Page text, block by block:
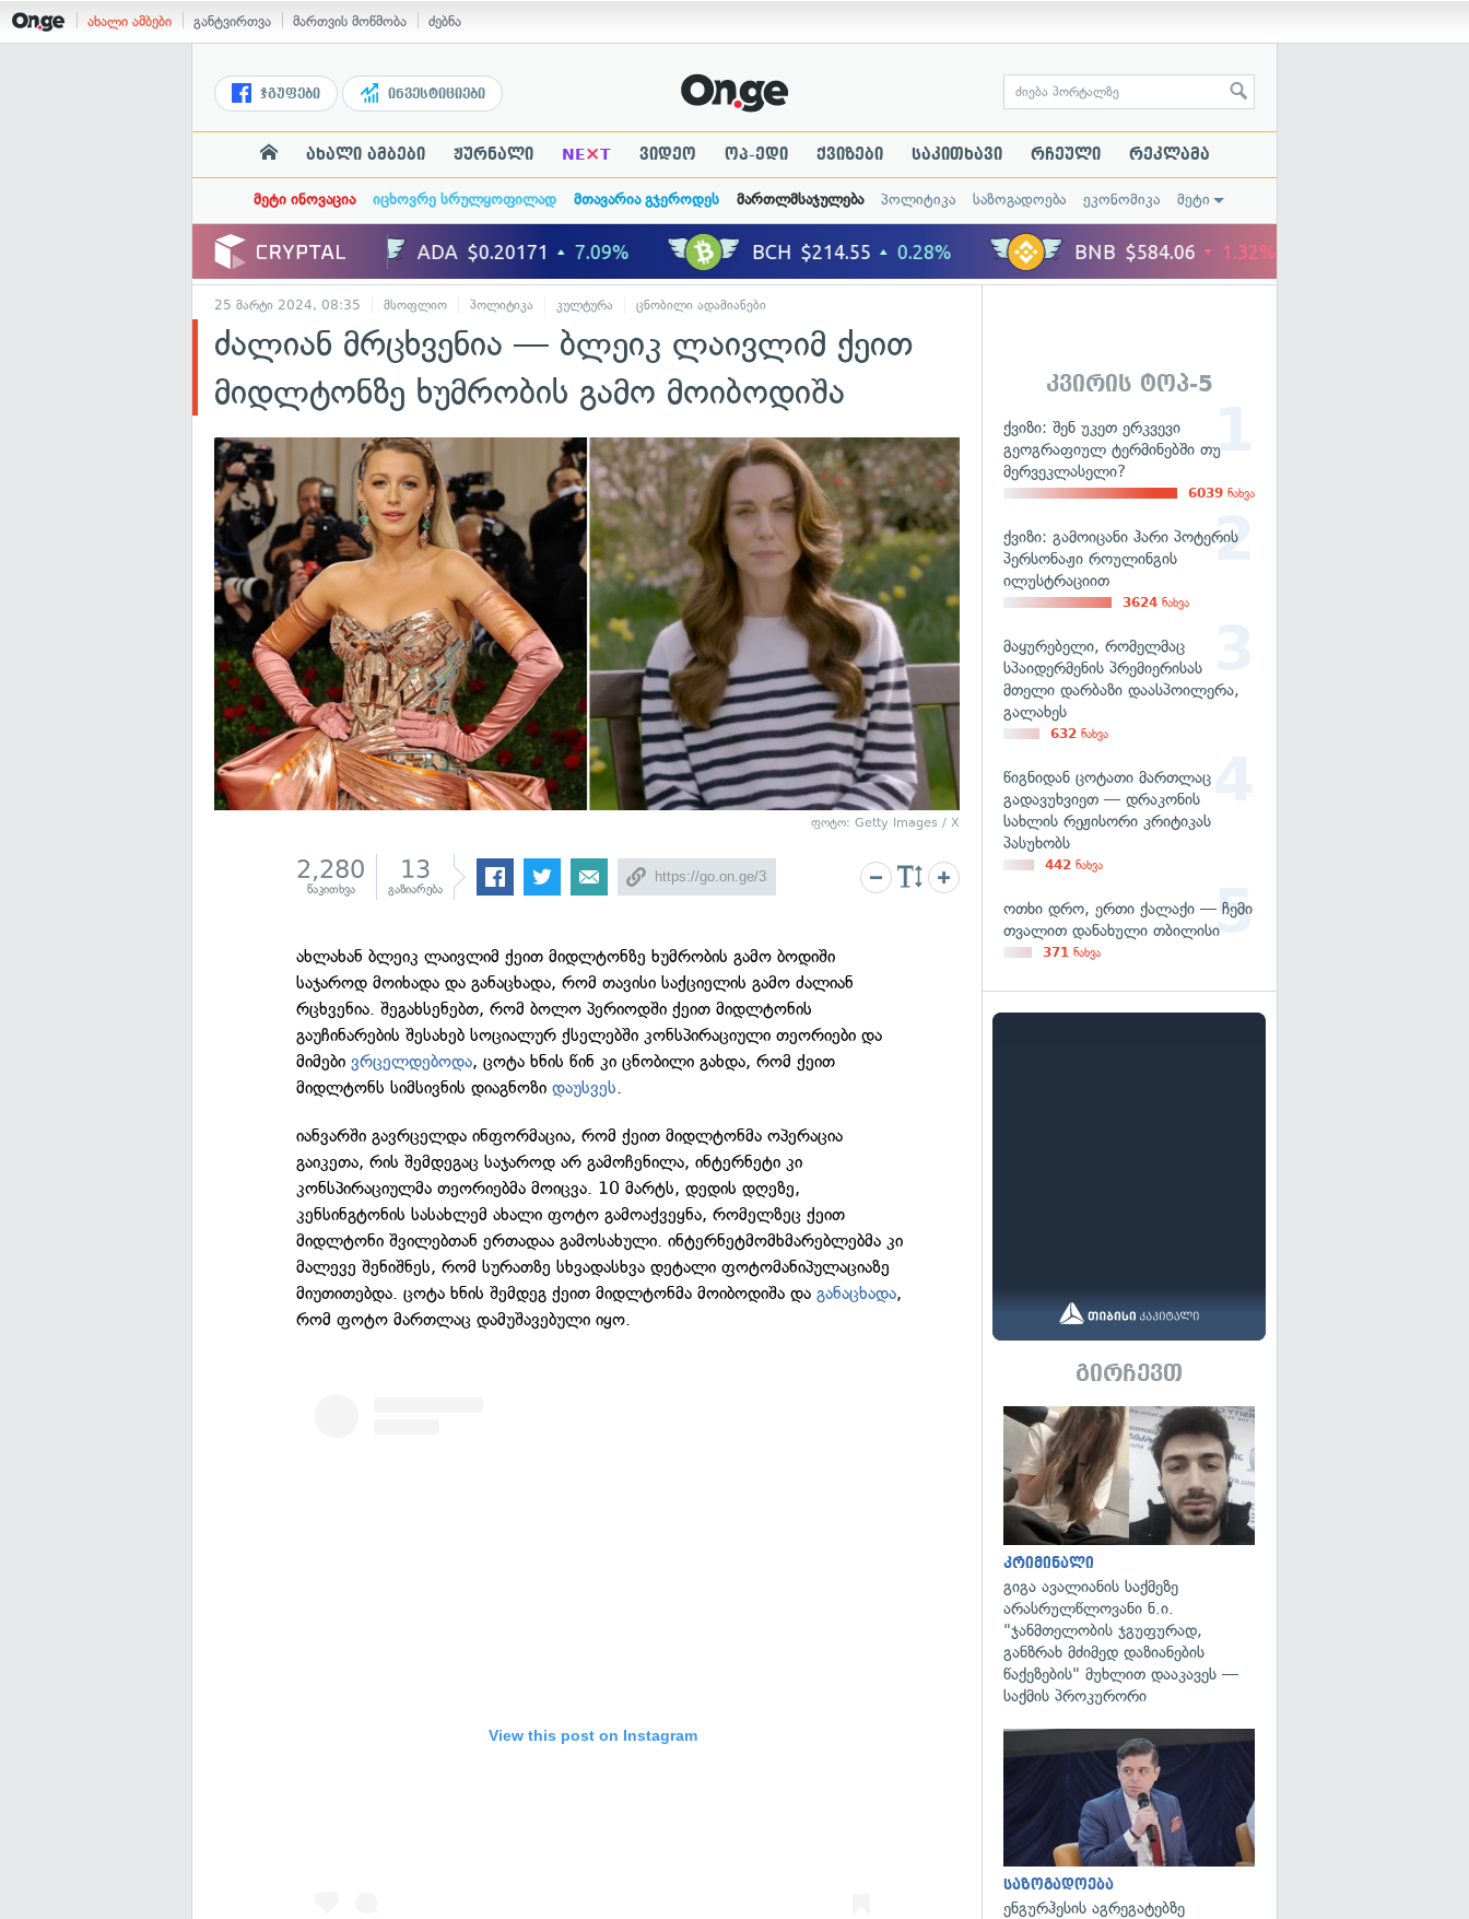
ახალი ამბები განტვირთვა მართვის მოწმობა ძებნა
ჯგუფები ინვესტიციები
ახალი ამბები ჟურნალი NE×T ვიდეო ოპ-ედი ქვიზები საკითხავი რჩეული რეკლამა
მეტი ინოვაცია იცხოვრე სრულყოფილად მთავარია გჯეროდეს მართლმსაჯულება პოლიტიკა საზოგადოება ეკონომიკა მეტი
25 მარტი 2024, 08:35 მსოფლიო პოლიტიკა კულტურა ცნობილი ადამიანები
ძალიან მრცხვენია — ბლეიკ ლაივლიმ ქეით
მიდლტონზე ხუმრობის გამო მოიბოდიშა
ფოტო: Getty Images / X
2,280
წაკითხვა
13
გაზიარება
ახლახან ბლეიკ ლაივლიმ ქეით მიდლტონზე ხუმრობის გამო ბოდიში
საჯაროდ მოიხადა და განაცხადა, რომ თავისი საქციელის გამო ძალიან
რცხვენია. შეგახსენებთ, რომ ბოლო პერიოდში ქეით მიდლტონის
გაუჩინარების შესახებ სოციალურ ქსელებში კონსპირაციული თეორიები და
მიმებივრცელდებოდა, ცოტა ხნის წინ კი ცნობილი გახდა, რომ ქეით
მიდლტონს სიმსივნის დიაგნოზიდაუსვეს.
იანვარში გავრცელდა ინფორმაცია, რომ ქეით მიდლტონმა ოპერაცია
გაიკეთა, რის შემდეგაც საჯაროდ არ გამოჩენილა, ინტერნეტი კი
კონსპირაციულმა თეორიებმა მოიცვა. 10 მარტს, დედის დღეზე,
კენსინგტონის სასახლემ ახალი ფოტო გამოაქვეყნა, რომელზეც ქეით
მიდლტონი შვილებთან ერთადაა გამოსახული. ინტერნეტმომხმარებლებმა კი
მალევე შენიშნეს, რომ სურათზე სხვადასხვა დეტალი ფოტომანიპულაციაზე
მიუთითებდა. ცოტა ხნის შემდეგ ქეით მიდლტონმა მოიბოდიშა დაგანაცხადა,
რომ ფოტო მართლაც დამუშავებული იყო.
View this post on Instagram
კვირის ტოპ-5
ქვიზი: შენ უკეთ ერკვევი
გეოგრაფიულ ტერმინებში თუ
მერვეკლასელი?
6039 ნახვა
ქვიზი: გამოიცანი ჰარი პოტერის
პერსონაჟი როულინგის
ილუსტრაციით
3624 ნახვა
მაყურებელი, რომელმაც
სპაიდერმენის პრემიერისას
მთელი დარბაზი დაასპოილერა,
გალახეს
632 ნახვა
წიგნიდან ცოტათი მართლაც
გადავუხვიეთ — დრაკონის
სახლის რეჟისორი კრიტიკას
პასუხობს
442 ნახვა
ოთხი დრო, ერთი ქალაქი — ჩემი
თვალით დანახული თბილისი
371 ნახვა
გირჩევთ
კრიმინალი
გიგა ავალიანის საქმეზე
არასრულწლოვანი ნ.ი.
"ჯანმთელობის ჯგუფურად,
განზრახ მძიმედ დაზიანების
წაქეზების" მუხლით დააკავეს —
საქმის პროკურორი
საზოგადოება
ენგურჰესის აგრეგატებზე